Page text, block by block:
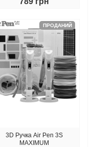
ПРОДАНИЙ
3D Ручка Air Pen 3S
MAXIMUM